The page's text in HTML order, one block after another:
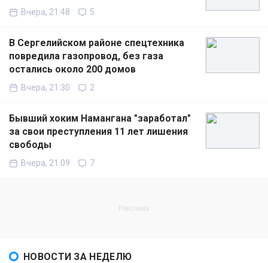
Вчера, 21:48 5
В Сергелийском районе спецтехника
повредила газопровод, без газа
остались около 200 домов
Вчера, 21:30 2
Бывший хоким Намангана "заработал"
за свои преступления 11 лет лишения
свободы
Вчера, 21:09 7
НОВОСТИ ЗА НЕДЕЛЮ